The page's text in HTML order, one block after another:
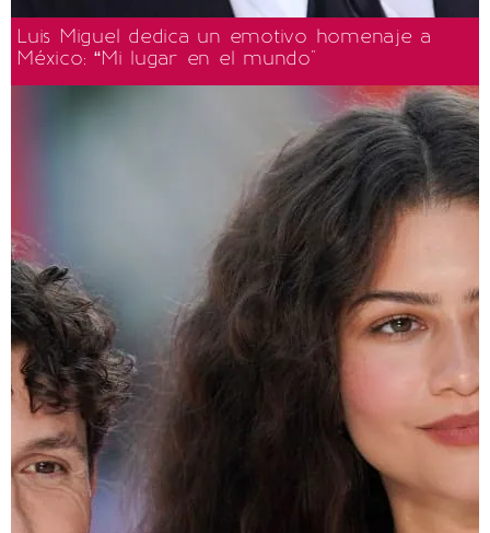
Luis Miguel dedica un emotivo homenaje a
México: “Mi lugar en el mundo"